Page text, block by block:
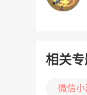
相关
微信小